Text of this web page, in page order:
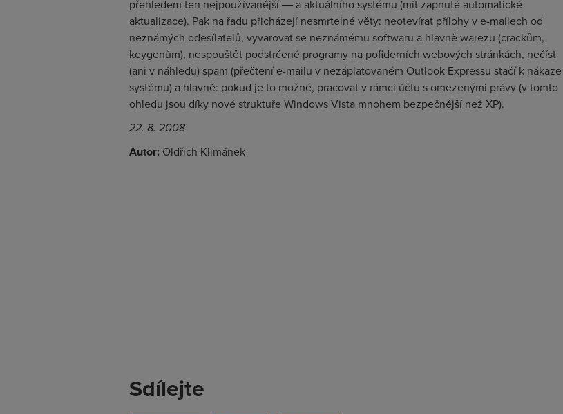
přehledem ten nejpoužívanější ― a aktuálního systému (mít zapnuté automatické
aktualizace). Pak na řadu přicházejí nesmrtelné věty: neotevírat přílohy v e-mailech od
neznámých odesílatelů, vyvarovat se neznámému softwaru a hlavně warezu (crackům,
keygenům), nespouštět podstrčené programy na pofiderních webových stránkách, nečíst
(ani v náhledu) spam (přečtení e-mailu v nezáplatovaném Outlook Expressu stačí k nákaze
systému) a hlavně: pokud je to možné, pracovat v rámci účtu s omezenými právy (v tomto
ohledu jsou díky nové struktuře Windows Vista mnohem bezpečnější než XP).
22. 8. 2008
Autor: Oldřich Klimánek
Sdílejte